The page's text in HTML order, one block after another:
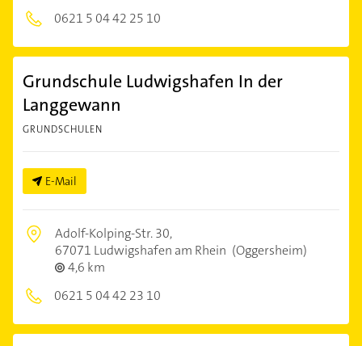
0621 5 04 42 25 10
Grundschule Ludwigshafen In der
Langgewann
GRUNDSCHULEN
E-Mail
Adolf-Kolping-Str. 30,
67071 Ludwigshafen am Rhein (Oggersheim)
4,6 km
0621 5 04 42 23 10